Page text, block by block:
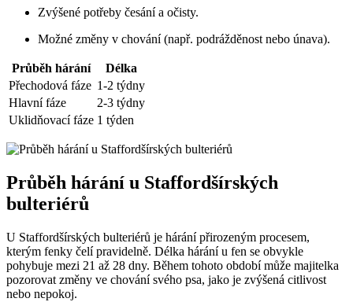
Zvýšené potřeby česání a očisty.
Možné změny v chování (např. podrážděnost nebo únava).
Průběh hárání
Délka
Přechodová fáze 1-2 týdny
Hlavní fáze
2-3 týdny
Uklidňovací fáze 1 týden
Průběh hárání u Staffordšírských
bulteriérů
U Staffordšírských bulteriérů je hárání přirozeným procesem,
kterým fenky čelí pravidelně. Délka hárání u fen se obvykle
pohybuje mezi 21 až 28 dny. Během tohoto období může majitelka
pozorovat změny ve chování svého psa, jako je zvýšená citlivost
nebo nepokoj.